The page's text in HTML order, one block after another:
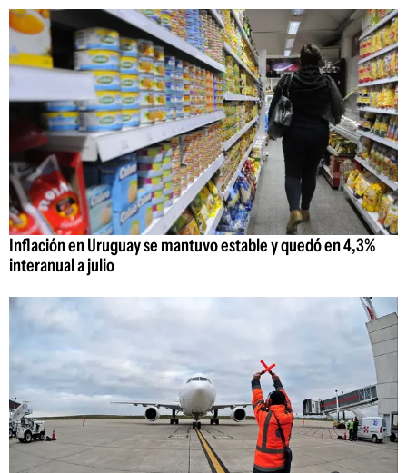
Inflación en Uruguay se mantuvo estable y quedó en 4,3%
interanual a julio